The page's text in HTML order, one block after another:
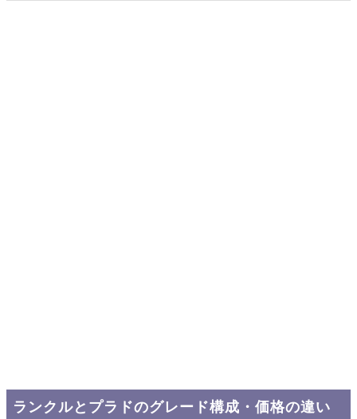
ランクルとプラドのグレード構成・価格の違い